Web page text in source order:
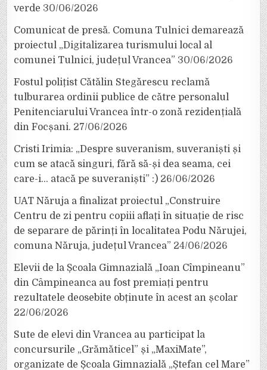
verde 30/06/2026
Comunicat de presă. Comuna Tulnici demarează
proiectul „Digitalizarea turismului local al
comunei Tulnici, județul Vrancea” 30/06/2026
Fostul polițist Cătălin Stegărescu reclamă
tulburarea ordinii publice de către personalul
Penitenciarului Vrancea într-o zonă rezidențială
din Focșani. 27/06/2026
Cristi Irimia: „Despre suveranism, suveraniști și
cum se atacă singuri, fără să-și dea seama, cei
care-i… atacă pe suveraniști” :) 26/06/2026
UAT Năruja a finalizat proiectul „Construire
Centru de zi pentru copiii aflați în situație de risc
de separare de părinți în localitatea Podu Nărujei,
comuna Năruja, județul Vrancea” 24/06/2026
Elevii de la Școala Gimnazială „Ioan Cîmpineanu”
din Câmpineanca au fost premiați pentru
rezultatele deosebite obținute în acest an școlar
22/06/2026
Sute de elevi din Vrancea au participat la
concursurile „Grămăticel” și „MaxiMate”,
organizate de Școala Gimnazială „Ștefan cel Mare”